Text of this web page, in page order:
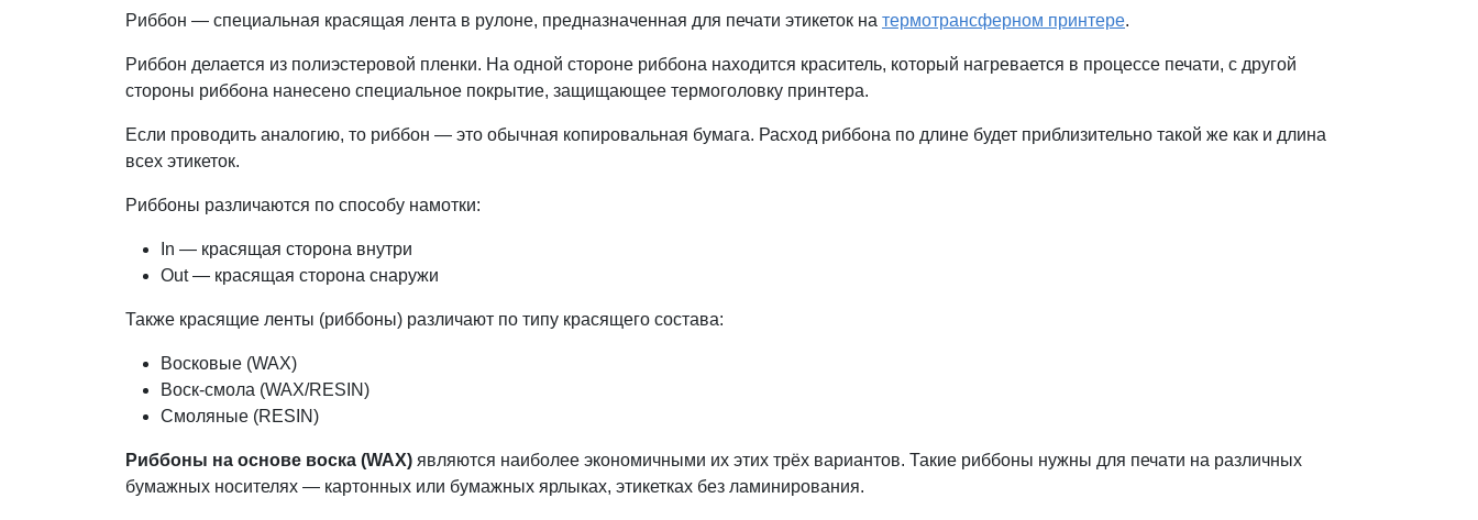
Риббон — специальная красящая лента в рулоне, предназначенная для печати этикеток на термотрансферном принтере.
Риббон делается из полиэстеровой пленки. На одной стороне риббона находится краситель, который нагревается в процессе печати, с другой
стороны риббона нанесено специальное покрытие, защищающее термоголовку принтера.
Если проводить аналогию, то риббон — это обычная копировальная бумага. Расход риббона по длине будет приблизительно такой же как и длина
всех этикеток.
Риббоны различаются по способу намотки:
In — красящая сторона внутри
Out — красящая сторона снаружи
Также красящие ленты (риббоны) различают по типу красящего состава:
Восковые (WAX)
Воск-смола (WAX/RESIN)
Смоляные (RESIN)
Риббоны на основе воска (WAX) являются наиболее экономичными их этих трёх вариантов. Такие риббоны нужны для печати на различных
бумажных носителях — картонных или бумажных ярлыках, этикетках без ламинирования.